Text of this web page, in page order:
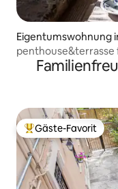
Eigentumswohnung
penthouse&terrasse
tuscolana
Beliebter Gäste-
Gäste-Favorit